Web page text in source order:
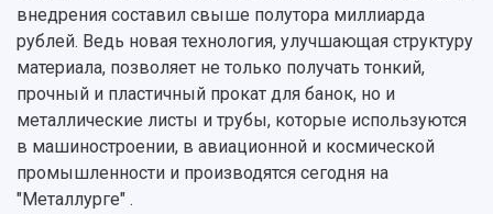
внедрения составил свыше полутора миллиарда
рублей. Ведь новая технология, улучшающая структуру
материала, позволяет не только получать тонкий,
прочный и пластичный прокат для банок, но и
металлические листы и трубы, которые используются
в машиностроении, в авиационной и космической
промышленности и производятся сегодня на
"Металлурге" .